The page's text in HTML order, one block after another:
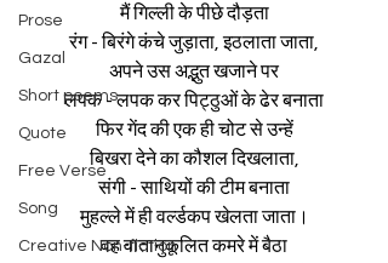
Prose
Gazal
Short poems
Quote
Free Verse
Song
Creative Non-fiction
मैं गिल्ली के पीछे दौड़ता
रंग - बिरंगे कंचे जुड़ाता, इठलाता जाता,
अपने उस अद्भुत खजाने पर
लपक - लपक कर पिट्ठुओं के ढेर बनाता
फिर गेंद की एक ही चोट से उन्हें
बिखरा देने का कौशल दिखलाता,
संगी - साथियों की टीम बनाता
मुहल्ले में ही वर्ल्डकप खेलता जाता।
वह वातानुकूलित कमरे में बैठा